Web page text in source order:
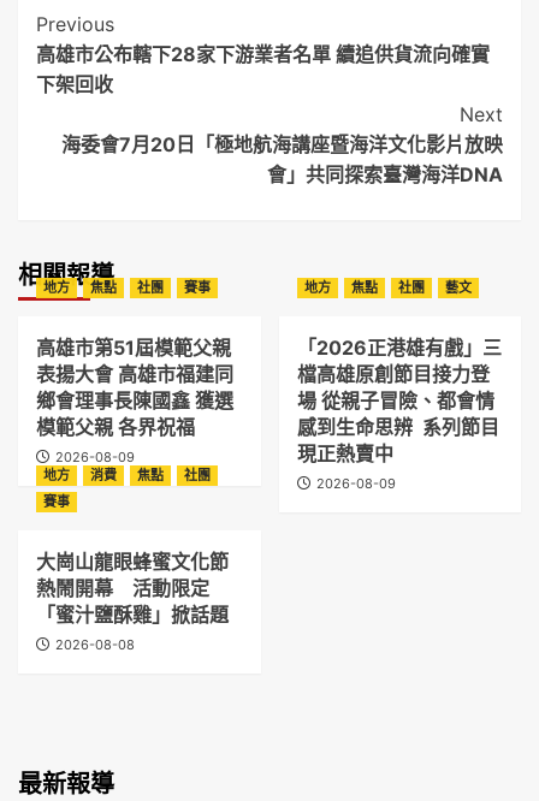
Post
Navigation
Previous
高雄市公布轄下28家下游業者名單 續追供貨流向確實
下架回收
Next
海委會7月20日「極地航海講座暨海洋文化影片放映
會」共同探索臺灣海洋DNA
相關報導
地方 焦點 社團 賽事
高雄市第51屆模範父親
表揚大會 高雄市福建同
鄉會理事長陳國鑫 獲選
模範父親 各界祝福
2026-08-09
地方 焦點 社團 藝文
「2026正港雄有戲」三
檔高雄原創節目接力登
場 從親子冒險、都會情
感到生命思辨 系列節目
現正熱賣中
2026-08-09
地方 消費 焦點
社團
賽事
大崗山龍眼蜂蜜文化節
熱鬧開幕 活動限定
「蜜汁鹽酥雞」掀話題
2026-08-08
最新報導